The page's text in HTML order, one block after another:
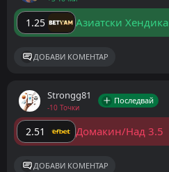
1.25 Азиатски
ДОБАВИ КОМЕНТАР
Strongg81
-10 Точки
Последвай
2.51 Домакин/Над 3.5
ДОБАВИ КОМЕНТАР